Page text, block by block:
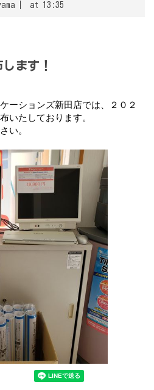
at 13:35
ます！
ーションズ新田店では、２０２
いたしております。
い。